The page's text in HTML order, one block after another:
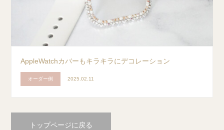
AppleWatchカバーもキラキラにデコレーション
オーダー例 2025.02.11
トップページに戻る